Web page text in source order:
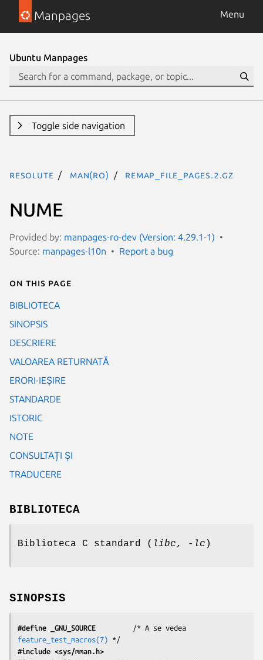
Manpages Menu
Ubuntu Manpages
Toggle side navigation
resolute man(ro) remap_file_pages.2.gz
NUME
Provided by: manpages-ro-dev (Version: 4.29.1-1)
Source: manpages-l10n Report a bug
On this page
BIBLIOTECA
SINOPSIS
DESCRIERE
VALOAREA RETURNATĂ
ERORI-IEȘIRE
STANDARDE
ISTORIC
NOTE
CONSULTAȚI ȘI
TRADUCERE
BIBLIOTECA
Biblioteca C standard ( libc, -lc )
SINOPSIS
#define _GNU_SOURCE
feature_test_macros(7)
#include <sys/mman.h>